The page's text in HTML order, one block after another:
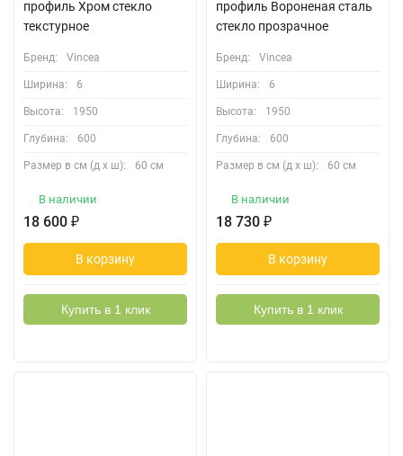
профиль Хром стекло
текстурное
Бренд: Vincea
Ширина: 6
Высота: 1950
Глубина: 600
Размер в см (д х ш): 60 см
В наличии
18 600 ₽
В корзину
Купить в 1 клик
профиль Вороненая сталь
стекло прозрачное
Бренд: Vincea
Ширина: 6
Высота: 1950
Глубина: 600
Размер в см (д х ш): 60 см
В наличии
18 730 ₽
В корзину
Купить в 1 клик